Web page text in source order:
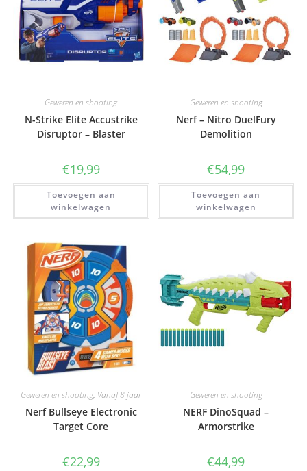
Geweren en shooting
N-Strike Elite Accustrike
Disruptor – Blaster
€19,99
Toevoegen aan
winkelwagen
Geweren en shooting
Nerf – Nitro DuelFury
Demolition
€54,99
Toevoegen aan
winkelwagen
Geweren en shooting, Vanaf 8 jaar
Nerf Bullseye Electronic
Target Core
€22,99
Geweren en shooting
NERF DinoSquad –
Armorstrike
€44,99